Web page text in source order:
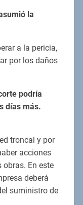
la
a la pericia,
por los daños
podría
días más.
troncal y por
acciones
En este
deberá
suministro de